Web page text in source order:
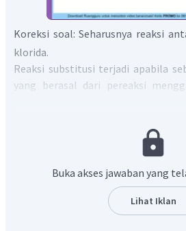
Koreksi soal: Seharusnya reaksi
klorida.
Reaksi substitusi terjadi apabila
yang berasal dari pereaksi
dan
pada gas klorida
.
Buka akses jawaban yang
Lihat Iklan